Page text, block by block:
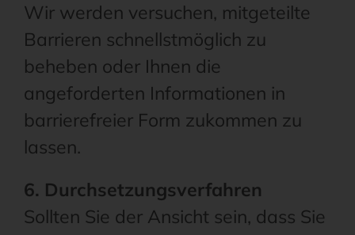
Wir werden versuchen, mitgeteilte
Barrieren schnellstmöglich zu
beheben oder Ihnen die
angeforderten Informationen in
barrierefreier Form zukommen zu
lassen.
6. Durchsetzungsverfahren
Sollten Sie der Ansicht sein, dass Sie